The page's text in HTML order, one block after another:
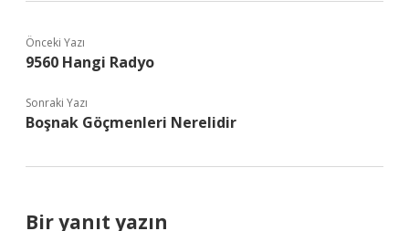
Önceki Yazı
9560 Hangi Radyo
Sonraki Yazı
Boşnak Göçmenleri Nerelidir
Bir yanıt yazın